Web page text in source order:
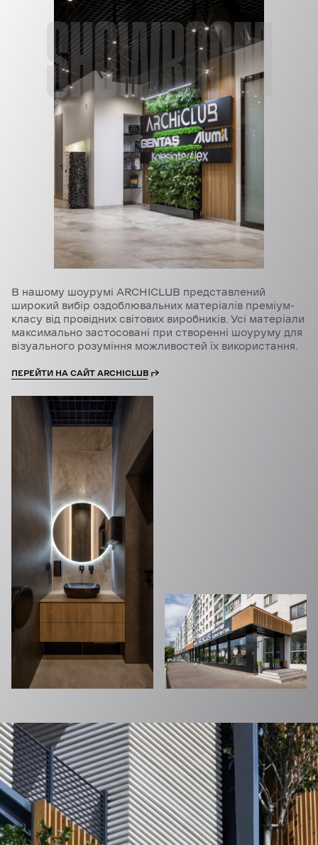
SHOWROOM
В нашому шоурумі ARCHICLUB представлений
широкий вибір оздоблювальних матеріалів преміум-
класу від провідних світових виробників. Усі матеріали
максимально застосовані при створенні шоуруму для
візуального розуміння можливостей їх використання.
ПЕРЕЙТИ НА САЙТ ARCHICLUB